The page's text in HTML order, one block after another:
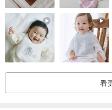
/ 產地 / Made in Taiwan
台灣
/ 使用小叮嚀 / Careful instrucion
別訝異！這就是彩繪琺瑯獨特的視
B. 琺瑯藝術街琺瑯商品皆為小量
看